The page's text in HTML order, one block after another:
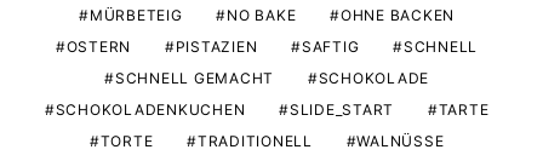
MÜRBETEIG
NO BAKE
OHNE BACKEN
OSTERN
PISTAZIEN SAFTIG
SCHNELL
SCHNELL GEMACHT
SCHOKOLADE
SCHOKOLADENKUCHEN
SLIDE_START
TARTE
TORTE
TRADITIONELL
WALNÜSSE